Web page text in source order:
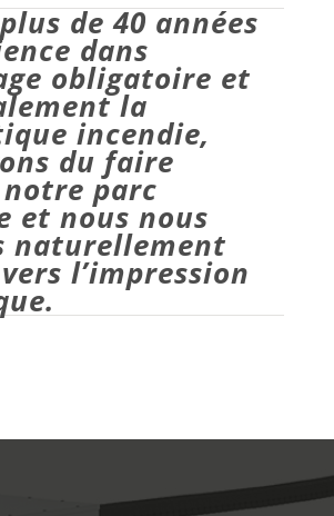
de 40 années
dans
obligatoire et
la
incendie,
du faire
parc
et nous nous
naturellement
l’impression